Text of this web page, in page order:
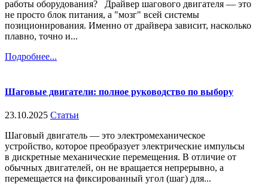
работы оборудования? Драйвер шагового двигателя — это
не просто блок питания, а "мозг" всей системы
позиционирования. Именно от драйвера зависит, насколько
плавно, точно и...
Подробнее...
Шаговые двигатели: полное руководство по выбору
23.10.2025 Статьи
Шаговый двигатель — это электромеханическое
устройство, которое преобразует электрические импульсы
в дискретные механические перемещения. В отличие от
обычных двигателей, он не вращается непрерывно, а
перемещается на фиксированный угол (шаг) для...